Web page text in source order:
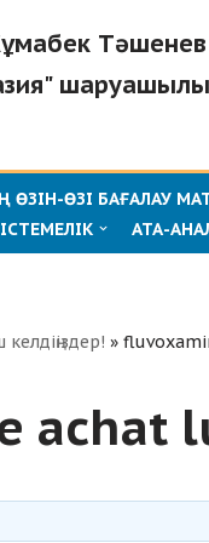
Тәшенев
ӨЗІ БАҒАЛАУ
АТА-
келдіңіздер! »
achat